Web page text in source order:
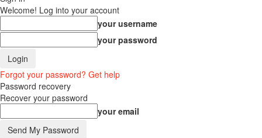
Welcome! Log into your account
your username
your password
Forgot your password? Get help
Password recovery
Recover your password
your email